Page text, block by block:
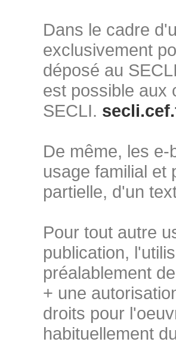
Dans le cadre
exclusivement
déposé au
est possible aux
SECLI.
De même, les
usage familial et
partielle, d'un
Pour tout autre
publication,
préalablement
+ une
droits pour
habituellement